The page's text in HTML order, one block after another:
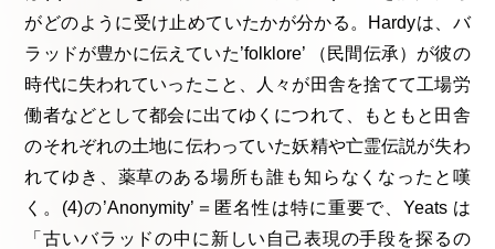
がどのように受け止めていたかが分かる。Hardyは、バ
ラッドが豊かに伝えていた’folklore’ （民間伝承）が彼の
時代に失われていったこと、人々が田舎を捨てて工場労
働者などとして都会に出てゆくにつれて、もともと田舎
のそれぞれの土地に伝わっていた妖精や亡霊伝説が失わ
れてゆき、薬草のある場所も誰も知らなくなったと嘆
く。(4)の’Anonymity’＝匿名性は特に重要で、Yeats は
「古いバラッドの中に新しい自己表現の手段を探るの